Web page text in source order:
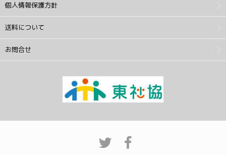
個人情報保護方針
送料について
お問合せ